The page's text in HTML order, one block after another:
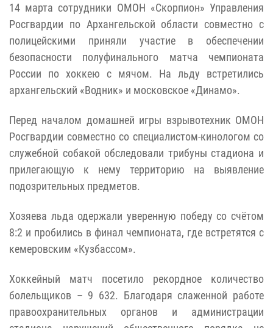
14 марта сотрудники ОМОН «Скорпион» Управления
Росгвардии по Архангельской области совместно с
полицейскими приняли участие в обеспечении
безопасности полуфинального матча чемпионата
России по хоккею с мячом. На льду встретились
архангельский «Водник» и московское «Динамо».
Перед началом домашней игры взрывотехник ОМОН
Росгвардии совместно со специалистом-кинологом со
служебной собакой обследовали трибуны стадиона и
прилегающую к нему территорию на выявление
подозрительных предметов.
Хозяева льда одержали уверенную победу со счётом
8:2 и пробились в финал чемпионата, где встретятся с
кемеровским «Кузбассом».
Хоккейный матч посетило рекордное количество
болельщиков – 9 632. Благодаря слаженной работе
правоохранительных органов и администрации